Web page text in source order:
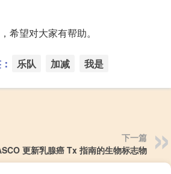
希望对大家有帮助。
乐队 加减 我是
下一篇
更新乳腺癌 Tx 指南的生物标志物